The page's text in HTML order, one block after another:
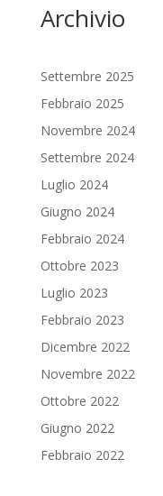
Archivio
Settembre 2025
Febbraio 2025
Novembre 2024
Settembre 2024
Luglio 2024
Giugno 2024
Febbraio 2024
Ottobre 2023
Luglio 2023
Febbraio 2023
Dicembre 2022
Novembre 2022
Ottobre 2022
Giugno 2022
Febbraio 2022